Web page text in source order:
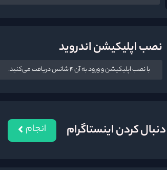
نصب اپلیکیشن اندروید
با نصب اپلیکیشن و ورود به آن ۴ شانس دریافت می‌کنید.
دنبال کردن اینستاگرام انجام